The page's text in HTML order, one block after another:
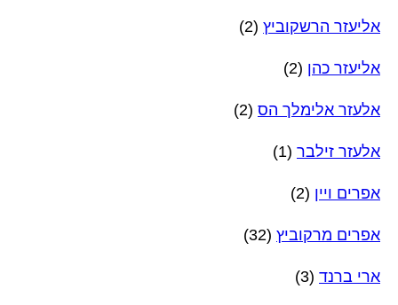
אליעזר הרשקוביץ (2)
אליעזר כהן (2)
אלעזר אלימלך הס (2)
אלעזר זילבר (1)
אפרים ויין (2)
אפרים מרקוביץ (32)
ארי ברנד (3)